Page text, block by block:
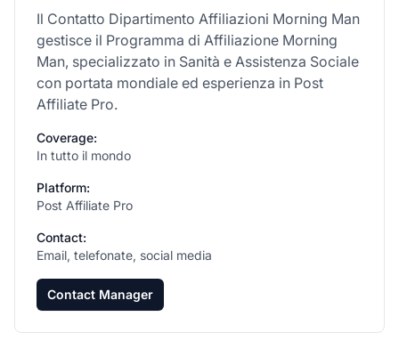
Il Contatto Dipartimento Affiliazioni Morning Man
gestisce il Programma di Affiliazione Morning
Man, specializzato in Sanità e Assistenza Sociale
con portata mondiale ed esperienza in Post
Affiliate Pro.
Coverage:
In tutto il mondo
Platform:
Post Affiliate Pro
Contact:
Email, telefonate, social media
Contact Manager